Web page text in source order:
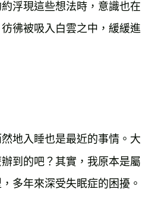
浮現這些想法時，意識也在
彿被吸入白雲之中，緩緩進
地入睡也是最近的事情。大
到的吧？其實，我原本是屬
多年來深受失眠症的困擾。